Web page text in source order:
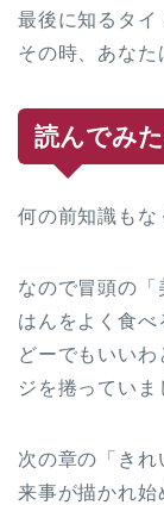
最後に知るタ
その時、あなた
読んでみ
何の前知識もな
なので冒頭の
はんをよく食
どーでもいい
ジを捲っていま
次の章の「きれ
来事が描かれ始